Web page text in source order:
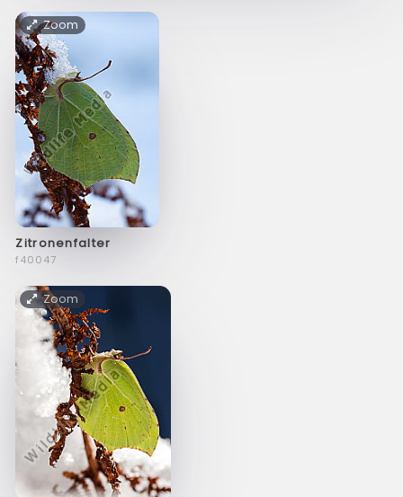
Zoom
Zitronenfalter
f40047
Zoom